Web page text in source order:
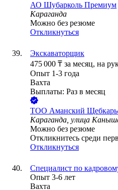
АО Шубарколь Премиум
Караганда
Можно без резюме
Откликнуться
Экскаваторщик
475 000 ₸ за месяц, на
Опыт 1-3 года
Вахта
Выплаты: Раз в месяц
ТОО Аманский
Караганда, улица
Можно без резюме
Откликнитесь среди
Откликнуться
Специалист по
Опыт 3-6 лет
Вахта